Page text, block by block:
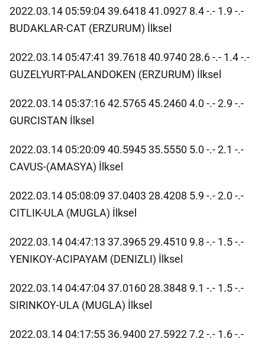
2022.03.14 05:59:04 39.6418 41.0927 8.4 -.- 1.9 -.-
BUDAKLAR-CAT (ERZURUM) İlksel
2022.03.14 05:47:41 39.7618 40.9740 28.6 -.- 1.4 -.-
GUZELYURT-PALANDOKEN (ERZURUM) İlksel
2022.03.14 05:37:16 42.5765 45.2460 4.0 -.- 2.9 -.-
GURCISTAN İlksel
2022.03.14 05:20:09 40.5945 35.5550 5.0 -.- 2.1 -.-
CAVUS-(AMASYA) İlksel
2022.03.14 05:08:09 37.0403 28.4208 5.9 -.- 2.0 -.-
CITLIK-ULA (MUGLA) İlksel
2022.03.14 04:47:13 37.3965 29.4510 9.8 -.- 1.5 -.-
YENIKOY-ACIPAYAM (DENIZLI) İlksel
2022.03.14 04:47:04 37.0160 28.3848 9.1 -.- 1.5 -.-
SIRINKOY-ULA (MUGLA) İlksel
2022.03.14 04:17:55 36.9400 27.5922 7.2 -.- 1.6 -.-